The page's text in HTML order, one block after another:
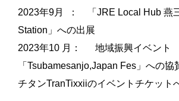
2023年9月 ： 「JRE Local Hub 燕
Station」への出展
2023年10 月： 地域振興イベント
「Tsubamesanjo,Japan Fes」への協
チタンTranTixxiiのイベントチケット